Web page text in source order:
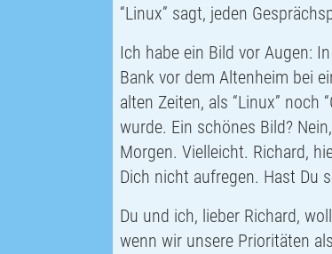
“Linux” sagt, jeden
Ich habe ein Bild vor Augen:
Bank vor dem Altenheim bei
alten Zeiten, als “Linux” noch “
wurde. Ein schönes Bild?
Morgen. Vielleicht. Richard,
Dich nicht aufregen. Hast Du
Du und ich, lieber Richard,
wenn wir unsere Prioritäten